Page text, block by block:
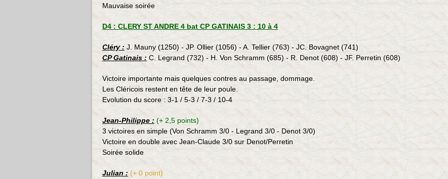
Mauvaise soirée
D4 : CLERY ST ANDRE 4 bat CP GATINAIS 3 : 10 à 4
Cléry : J. Mauny (1250) - JP. Ollier (1056) - A. Tellier (763) - JC. Bovagnet (741)
CP Gatinais : C. Legrand (732) - H. Von Schramm (685) - R. Denot (608) - JF. Perretin (608)
Victoire importante mais quelques contres au passage, dommage.
Les Cléricois restent en tête de leur poule.
Evolution du score : 3-1 / 5-3 / 7-3 / 10-4
Jean-Philippe : (+ 2,5 points)
3 victoires en simple (Von Schramm 3/0 - Legrand 3/0 - Denot 3/0)
Victoire en double avec Jean-Claude 3/0 sur Denot/Perretin
Soirée solide
Julian : (+ 0 point)